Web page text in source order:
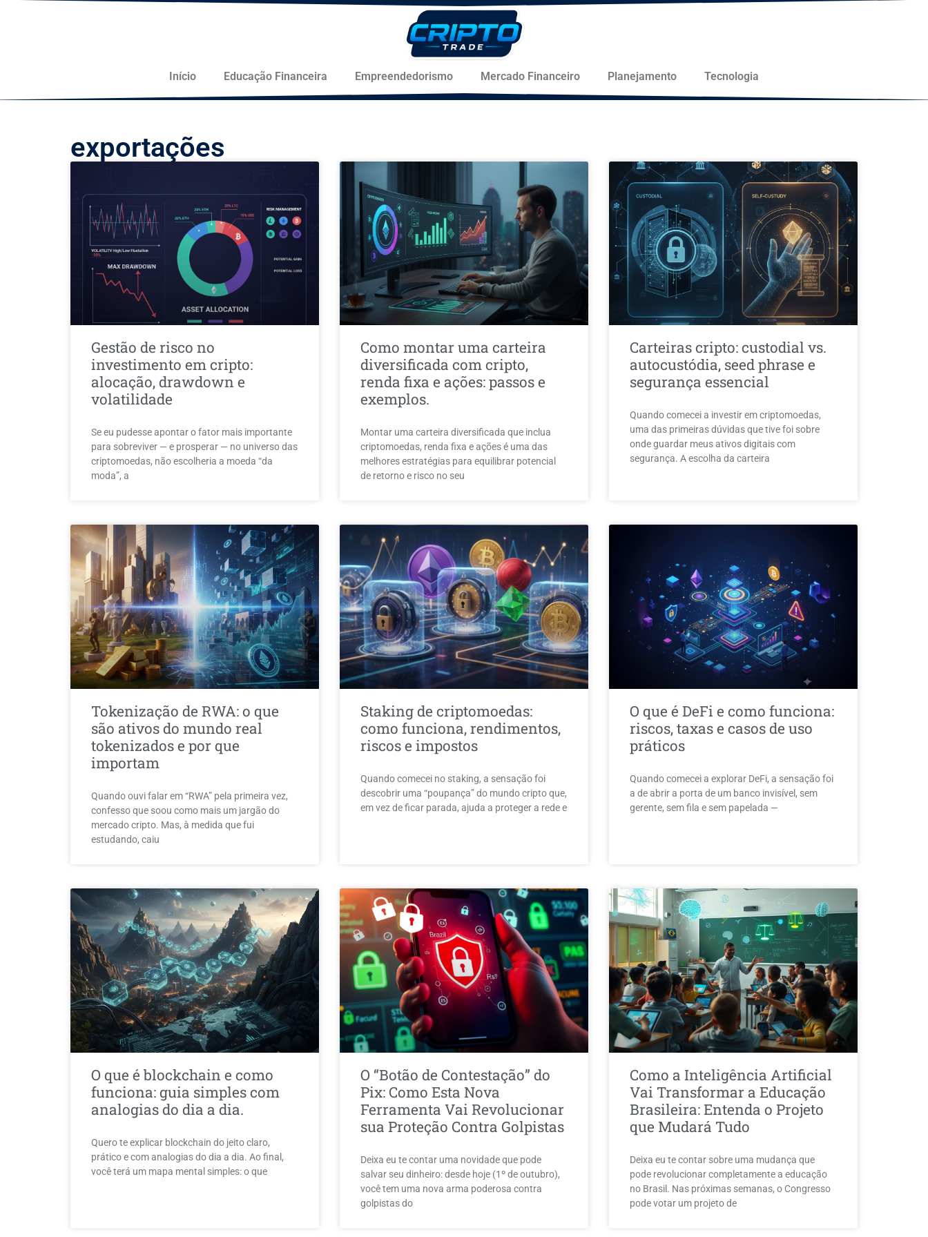
Início Educação Financeira Empreendedorismo Mercado Financeiro Planejamento Tecnologia
exportações
Gestão de risco no
investimento em cripto:
alocação, drawdown e
volatilidade
Se eu pudesse apontar o fator mais importante
para sobreviver — e prosperar — no universo das
criptomoedas, não escolheria a moeda “da
moda”, a
Como montar uma carteira
diversificada com cripto,
renda fixa e ações: passos e
exemplos.
Montar uma carteira diversificada que inclua
criptomoedas, renda fixa e ações é uma das
melhores estratégias para equilibrar potencial
de retorno e risco no seu
Carteiras cripto: custodial vs.
autocustódia, seed phrase e
segurança essencial
Quando comecei a investir em criptomoedas,
uma das primeiras dúvidas que tive foi sobre
onde guardar meus ativos digitais com
segurança. A escolha da carteira
Tokenização de RWA: o que
são ativos do mundo real
tokenizados e por que
importam
Quando ouvi falar em “RWA” pela primeira vez,
confesso que soou como mais um jargão do
mercado cripto. Mas, à medida que fui
estudando, caiu
Staking de criptomoedas:
como funciona, rendimentos,
riscos e impostos
Quando comecei no staking, a sensação foi
descobrir uma “poupança” do mundo cripto que,
em vez de ficar parada, ajuda a proteger a rede e
O que é DeFi e como funciona:
riscos, taxas e casos de uso
práticos
Quando comecei a explorar DeFi, a sensação foi
a de abrir a porta de um banco invisível, sem
gerente, sem fila e sem papelada —
O que é blockchain e como
funciona: guia simples com
analogias do dia a dia.
Quero te explicar blockchain do jeito claro,
prático e com analogias do dia a dia. Ao final,
você terá um mapa mental simples: o que
O “Botão de Contestação” do
Pix: Como Esta Nova
Ferramenta Vai Revolucionar
sua Proteção Contra Golpistas
Deixa eu te contar uma novidade que pode
salvar seu dinheiro: desde hoje (1º de outubro),
você tem uma nova arma poderosa contra
golpistas do
Como a Inteligência Artificial
Vai Transformar a Educação
Brasileira: Entenda o Projeto
que Mudará Tudo
Deixa eu te contar sobre uma mudança que
pode revolucionar completamente a educação
no Brasil. Nas próximas semanas, o Congresso
pode votar um projeto de